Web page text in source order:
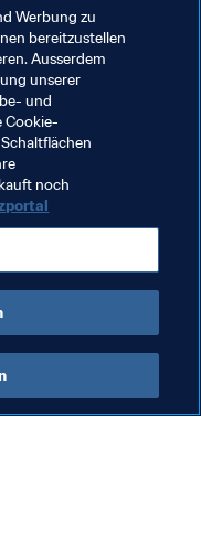
Im letzten Spiel
wurde er dann für
treten die
gegen Kolumbien
wartet im
Schweden. Einen
sich Kane
von Tottenham
Hunger nach
- und eine
Schuh von adidas
Fussballs nicht.
Werbung zu
bereitzustellen
Ausserdem
unserer
und
Cookie-
noch